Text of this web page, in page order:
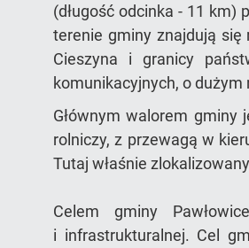
(długość odcinka - 11 km)
terenie gminy znajdują się
Cieszyna i granicy
komunikacyjnych, o
Głównym walorem gminy
rolniczy, z przewagą w
Tutaj właśnie
Celem gminy
i infrastrukturalnej. Cel